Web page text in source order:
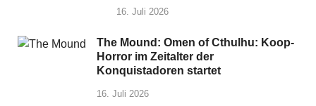
16. Juli 2026
The Mound: Omen of Cthulhu: Koop-
Horror im Zeitalter der
Konquistadoren startet
16. Juli 2026